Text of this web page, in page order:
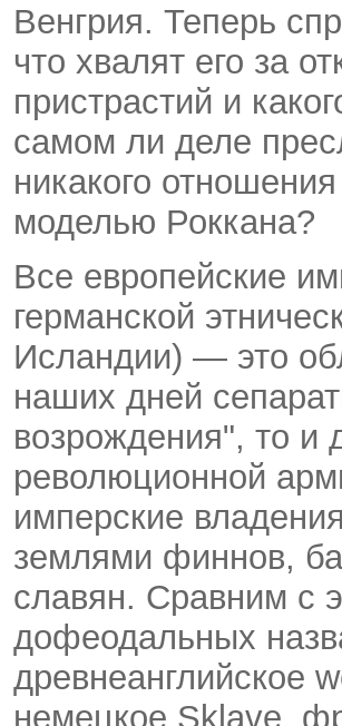
Венгрия. Теперь
что хвалят его за
пристрастий и
самом ли деле
никакого
моделью Роккана?
Все европейские
германской
Исландии) — это
наших дней
возрождения", то и
революционной
имперские
землями финнов,
славян. Сравним с
дофеодальных
древнеанглийское
немецкое Sklave,